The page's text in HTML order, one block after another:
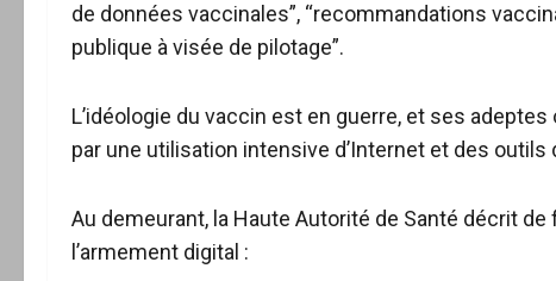
de données vaccinales”, “recommandations
publique à visée de pilotage”.
L’idéologie du vaccin est en guerre, et ses
par une utilisation intensive d’Internet et des outils
Au demeurant, la Haute Autorité de Santé décrit
l’armement digital :